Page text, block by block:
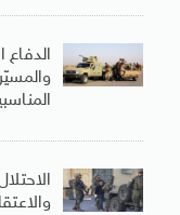
الدفاع